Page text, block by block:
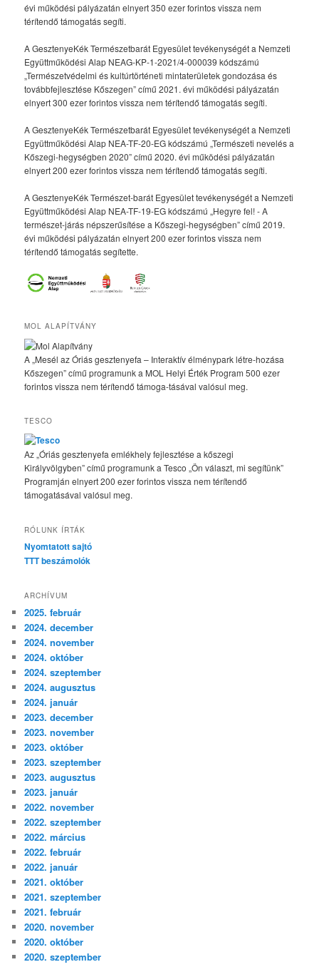
évi működési pályázatán elnyert 350 ezer forintos vissza nem
térítendő támogatás segíti.
A GesztenyeKék Természetbarát Egyesület tevékenységét a Nemzeti
Együttműködési Alap NEAG-KP-1-2021/4-000039 kódszámú
„Természetvédelmi és kultúrtörténeti mintaterületek gondozása és
továbbfejlesztése Kőszegen” című 2021. évi működési pályázatán
elnyert 300 ezer forintos vissza nem térítendő támogatás segíti.
A GesztenyeKék Természetbarát Egyesület tevékenységét a Nemzeti
Együttműködési Alap NEA-TF-20-EG kódszámú „Természeti nevelés a
Kőszegi-hegységben 2020” című 2020. évi működési pályázatán
elnyert 200 ezer forintos vissza nem térítendő támogatás segíti.
A GesztenyeKék Természet-barát Egyesület tevékenységét a Nemzeti
Együttműködési Alap NEA-TF-19-EG kódszámú „Hegyre fel! - A
természet-járás népszerűsítése a Kőszegi-hegységben” című 2019.
évi működési pályázatán elnyert 200 ezer forintos vissza nem
térítendő támogatás segítette.
MOL ALAPÍTVÁNY
A „Mesél az Óriás gesztenyefa – Interaktív élménypark létre-hozása
Kőszegen” című programunk a MOL Helyi Érték Program 500 ezer
forintos vissza nem térítendő támoga-tásával valósul meg.
TESCO
Az „Óriás gesztenyefa emlékhely fejlesztése a kőszegi
Királyvölgyben” című programunk a Tesco „Ön választ, mi segítünk”
Programján elnyert 200 ezer forintos vissza nem térítendő
támogatásával valósul meg.
RÓLUNK ÍRTÁK
Nyomtatott sajtó
TTT beszámolók
ARCHÍVUM
2025. február
2024. december
2024. november
2024. október
2024. szeptember
2024. augusztus
2024. január
2023. december
2023. november
2023. október
2023. szeptember
2023. augusztus
2023. január
2022. november
2022. szeptember
2022. március
2022. február
2022. január
2021. október
2021. szeptember
2021. február
2020. november
2020. október
2020. szeptember